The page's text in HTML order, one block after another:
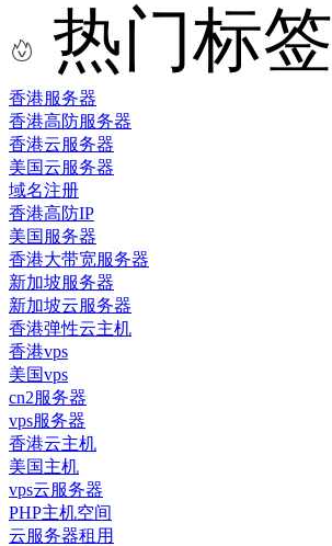
热门标签
香港服务器
香港高防服务器
香港云服务器
美国云服务器
域名注册
香港高防IP
美国服务器
香港大带宽服务器
新加坡服务器
新加坡云服务器
香港弹性云主机
香港vps
美国vps
cn2服务器
vps服务器
香港云主机
美国主机
vps云服务器
PHP主机空间
云服务器租用